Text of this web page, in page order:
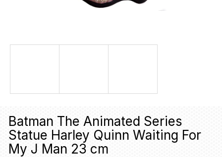
Batman The Animated Series
Statue Harley Quinn Waiting For
My J Man 23 cm
n
í
?